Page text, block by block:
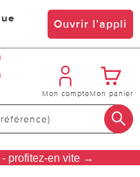
Ouvrir l’appli
Mon compteMon panier
profitez-en vite →